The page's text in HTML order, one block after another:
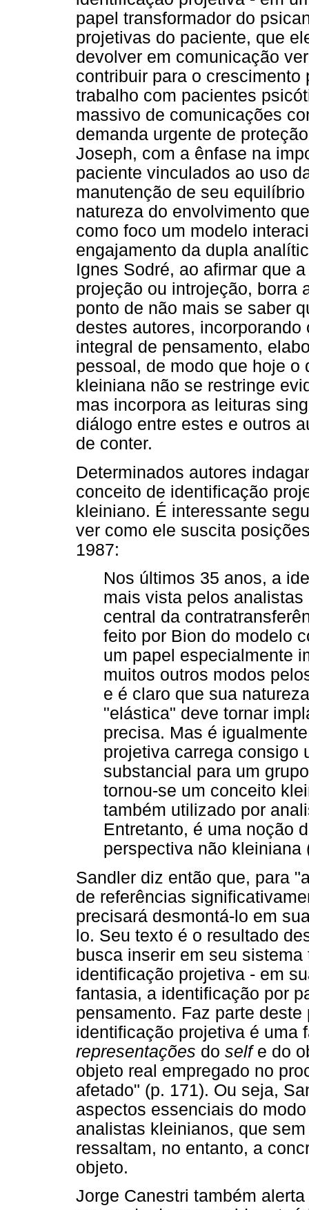
papel transformador do
projetivas do paciente, que
devolver em comunicação
contribuir para o
trabalho com pacientes
massivo de comunicações
demanda urgente de
Joseph, com a ênfase na
paciente vinculados ao uso
manutenção de seu
natureza do envolvimento
como foco um modelo
engajamento da dupla
Ignes Sodré, ao afirmar que
projeção ou introjeção, borra
ponto de não mais se saber
destes autores,
integral de pensamento,
pessoal, de modo que hoje
kleiniana não se restringe
mas incorpora as leituras
diálogo entre estes e outros
de conter.
Determinados autores
conceito de identificação
kleiniano. É interessante
ver como ele suscita
1987:
Nos últimos 35 anos, a
mais vista pelos
central da
feito por Bion do modelo
um papel especialmente
muitos outros modos
e é claro que sua
"elástica" deve tornar
precisa. Mas é
projetiva carrega consigo
substancial para um
tornou-se um conceito
também utilizado por
Entretanto, é uma noção
perspectiva não kleiniana
Sandler diz então que, para
de referências
precisará desmontá-lo em
lo. Seu texto é o resultado
busca inserir em seu
identificação projetiva - em
fantasia, a identificação por
pensamento. Faz parte
identificação projetiva é uma
representações do selfe do
objeto real empregado no
afetado" (p. 171). Ou seja,
aspectos essenciais do
analistas kleinianos, que
ressaltam, no entanto, a
objeto.
Jorge Canestri também